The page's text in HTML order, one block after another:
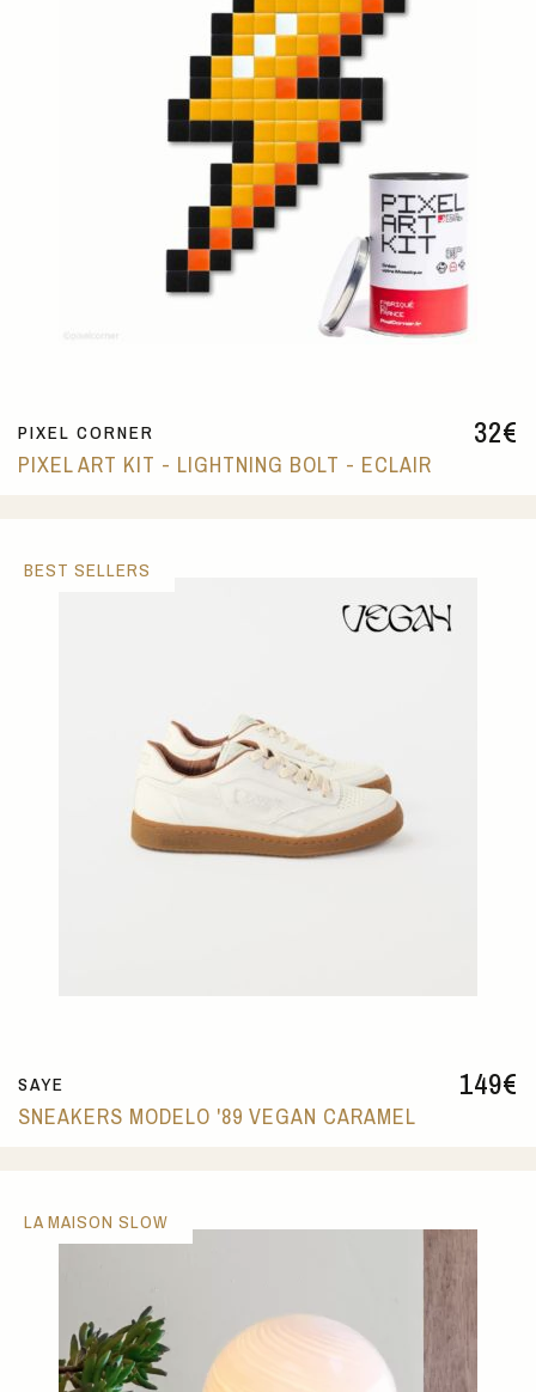
32€
PIXEL CORNER
PIXEL ART KIT - LIGHTNING BOLT - ECLAIR
149€
SAYE
SNEAKERS MODELO '89 VEGAN CARAMEL
BEST SELLERS
LA MAISON SLOW